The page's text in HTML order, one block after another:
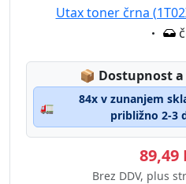
Utax toner črna
📦 Lagerstatus:
Dostupnost
🚛
84x v zunanjem
približno 2-3
89,49
Brez DDV, plus